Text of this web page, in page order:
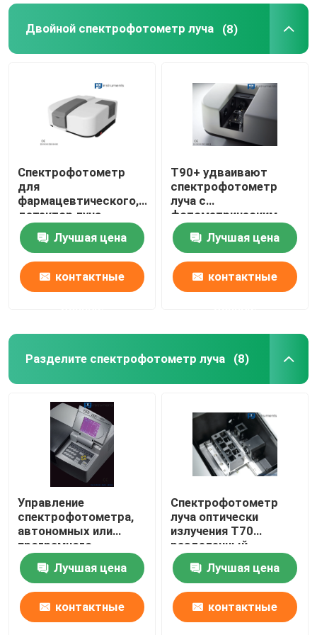
Двойной спектрофотометр луча (8)
Спектрофотометр
для
фармацевтического,
детектор луча
двойника T92+ PMT
Лучшая цена
контактные
T90+ удваивают
спектрофотометр
луча с
фотометрическим
рядом -4.0-4.0Abs &
высокого
разрешения
Лучшая цена
контактные
Разделите спектрофотометр луча (8)
Управление
спектрофотометра,
автономных или
програмного
обеспечения луча
T70+ Уф--VisSplit,
для образования
Лучшая цена
контактные
Спектрофотометр
луча оптически
излучения T70
разделенный,
фотометрический
ряд - 0,3 - 3.0Abs
Лучшая цена
контактные